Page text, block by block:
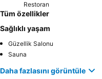
Restoran
Tüm özellikler
Sağlıklı yaşam
Güzellik Salonu
Sauna
Daha fazlasını görüntüle